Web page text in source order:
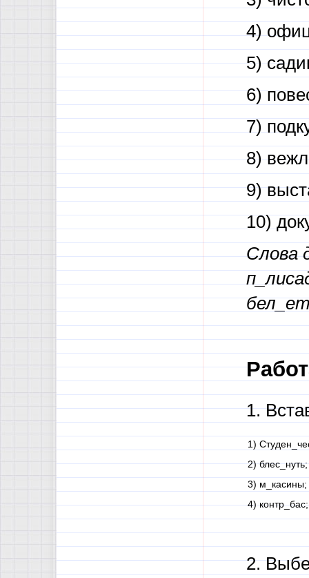
4)
5)
6)
7)
8)
9)
10)
Слова
1.
1)
2) блес_нуть;
3) м_касины;
4) контр_бас;
2.